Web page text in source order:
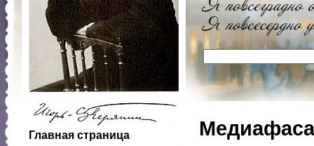
Главная страница